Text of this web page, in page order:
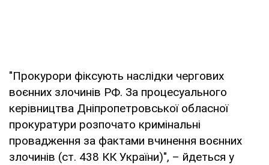
"Прокурори фіксують наслідки чергових
воєнних злочинів РФ. За процесуального
керівництва Дніпропетровської обласної
прокуратури розпочато кримінальні
провадження за фактами вчинення воєнних
злочинів (ст. 438 КК України)", – йдеться у